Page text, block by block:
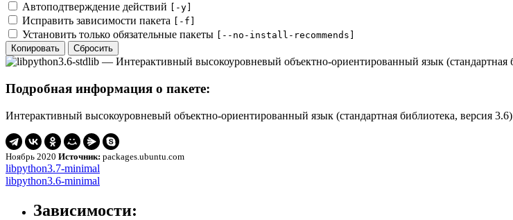
Автоподтверждение действий
[-y]
Исправить зависимости пакета [-f]
Установить только обязательные пакеты
[--no-install-recommends]
Копировать
Сбросить
Подробная информация о пакете:
Интерактивный высокоуровневый объектно-ориентированный язык (стандартная библиотека, версия 3.6)
Ноябрь 2020 Источник: packages.ubuntu.com
Навигация
по
записям
libpython3.7-
minimal
libpython3.7-minimal
libpython3.6-
libpython3.6-minimal
Зависимости: